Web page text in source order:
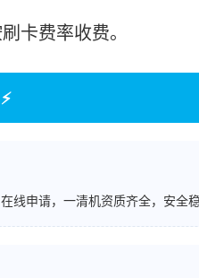
卡费率收费。
线申请，一清机资质齐全，安全稳